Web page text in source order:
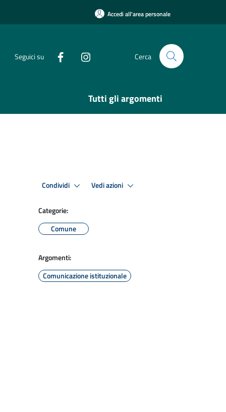
Accedi all'area personale
Seguici su Cerca
Tutti gli argomenti
Condividi Vedi azioni
Categorie:
Comune
Argomenti:
Comunicazione istituzionale